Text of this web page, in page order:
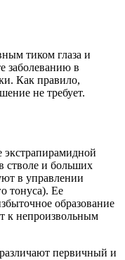
тиком глаза и
заболеванию в
Как правило,
не требует.
экстрапирамидной
стволе и больших
в управлении
тонуса). Ее
образование
к непроизвольным
первичный и